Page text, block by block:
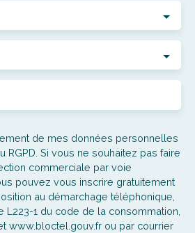
de mes données personnelles
RGPD. Si vous ne souhaitez pas faire
commerciale par voie
pouvez vous inscrire gratuitement
au démarchage téléphonique,
L223-1 du code de la consommation,
www.bloctel.gouv.fr ou par courrier